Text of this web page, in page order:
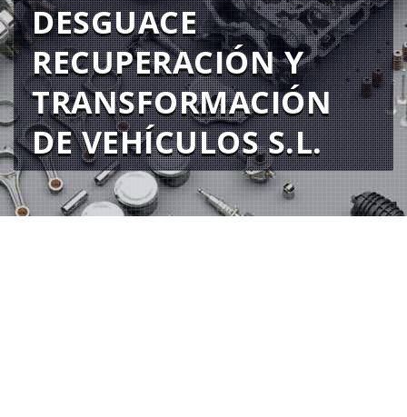
DESGUACE
RECUPERACIÓN Y
TRANSFORMACIÓN
DE VEHÍCULOS S.L.